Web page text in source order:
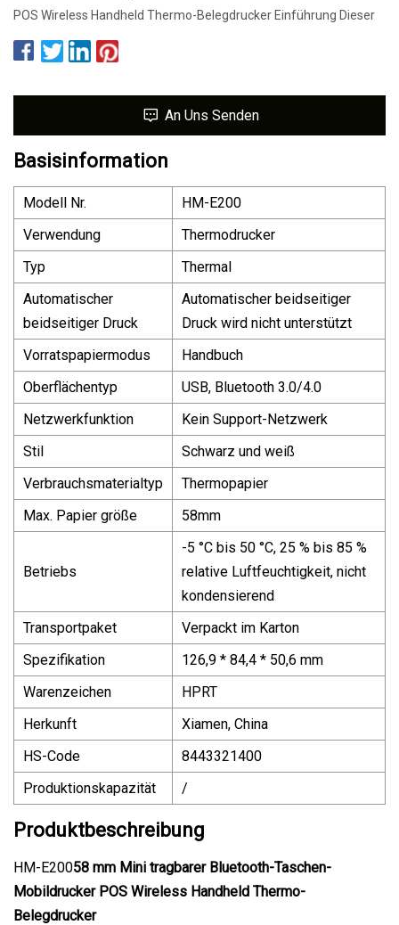
POS Wireless Handheld Thermo-Belegdrucker Einführung Dieser
An Uns Senden
Basisinformation
Modell Nr.
HM-E200
Verwendung
Thermodrucker
Typ
Thermal
Automatischer
beidseitiger Druck
Automatischer beidseitiger
Druck wird nicht unterstützt
Vorratspapiermodus
Handbuch
Oberflächentyp
USB, Bluetooth 3.0/4.0
Netzwerkfunktion
Kein Support-Netzwerk
Stil
Schwarz und weiß
Verbrauchsmaterialtyp
Thermopapier
Max. Papier größe
58mm
Betriebs
-5 °C bis 50 °C, 25 % bis 85 %
relative Luftfeuchtigkeit, nicht
kondensierend
Transportpaket
Verpackt im Karton
Spezifikation
126,9 * 84,4 * 50,6 mm
Warenzeichen
HPRT
Herkunft
Xiamen, China
HS-Code
8443321400
Produktionskapazität
/
Produktbeschreibung
HM-E20058 mm Mini tragbarer Bluetooth-Taschen-
Mobildrucker POS Wireless Handheld Thermo-
Belegdrucker